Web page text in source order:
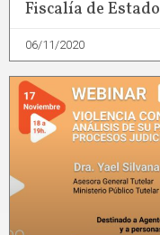
Fiscalía de Estado
06/11/2020